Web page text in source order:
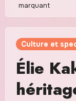
marquant
Culture et
Élie